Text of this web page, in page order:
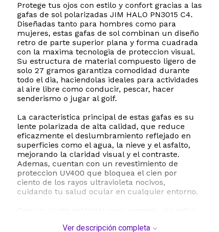
Protege tus ojos con estilo y confort gracias a las
gafas de sol polarizadas JIM HALO PN3015 C4.
Diseñadas tanto para hombres como para
mujeres, estas gafas de sol combinan un diseño
retro de parte superior plana y forma cuadrada
con la maxima tecnologia de proteccion visual.
Su estructura de material compuesto ligero de
solo 27 gramos garantiza comodidad durante
todo el dia, haciendolas ideales para actividades
al aire libre como conducir, pescar, hacer
senderismo o jugar al golf.
La caracteristica principal de estas gafas es su
lente polarizada de alta calidad, que reduce
eficazmente el deslumbramiento reflejado en
superficies como el agua, la nieve y el asfalto,
mejorando la claridad visual y el contraste.
Ademas, cuentan con un revestimiento de
proteccion UV400 que bloquea el cien por
ciento de los rayos ultravioleta nocivos,
cuidando tu salud ocular en cualquier entorno.
de lente, un puente de 14 milimetros y patillas
Ver descripción completa